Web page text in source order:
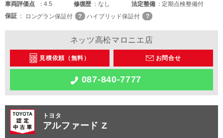
車両評価点 4.5 修復歴 なし 法定整備
定期点検整備付
保証
ロングラン保証付 ハイブリッド保証付
ネッツ高松マロニエ店
見積依頼（無料） お問合せ
087-840-7777
トヨタ
アルファード Z